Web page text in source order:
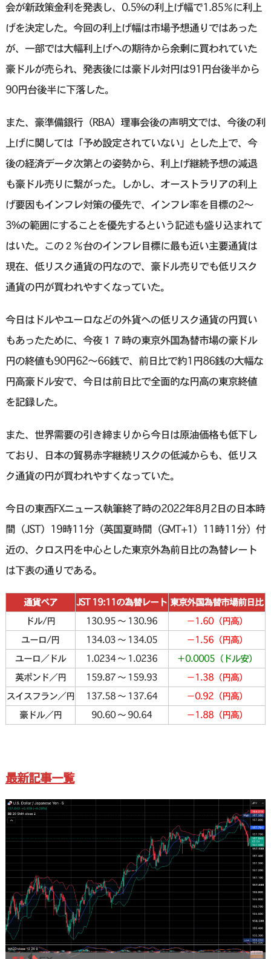
会が新政策金利を発表し、0.5%の利上げ幅で1.85％に利上
げを決定した。今回の利上げ幅は市場予想通りではあった
が、一部では大幅利上げへの期待から余剰に買われていた
豪ドルが売られ、発表後には豪ドル対円は91円台後半から
90円台後半に下落した。
また、豪準備銀行（RBA）理事会後の声明文では、今後の利
上げに関しては「予め設定されていない」とした上で、今
後の経済データ次第との姿勢から、利上げ継続予想の減退
も豪ドル売りに繋がった。しかし、オーストラリアの利上
げ要因もインフレ対策の優先で、インフレ率を目標の2～
3%の範囲にすることを優先するという記述も盛り込まれて
はいた。この２％台のインフレ目標に最も近い主要通貨は
現在、低リスク通貨の円なので、豪ドル売りでも低リスク
通貨の円が買われやすくなっていた。
今日はドルやユーロなどの外貨への低リスク通貨の円買い
もあったために、今夜１７時の東京外国為替市場の豪ドル
円の終値も90円62〜66銭で、前日比で約1円86銭の大幅な
円高豪ドル安で、今日は前日比で全面的な円高の東京終値
を記録した。
また、世界需要の引き締まりから今日は原油価格も低下し
ており、日本の貿易赤字継続リスクの低減からも、低リス
ク通貨の円が買われやすくなっていた。
今日の東西FXニュース執筆終了時の2022年8月2日の日本時
間（JST）19時11分（英国夏時間（GMT+1）11時11分）付
近の、クロス円を中心とした東京外為前日比の為替レート
は下表の通りである。
通貨ペア JST 19:11の為替レート 東京外国為替市場前日比
ドル/円
130.95 〜 130.96
－1.60（円高）
ユーロ/円
134.03 〜 134.05
－1.56（円高）
ユーロ／ドル
1.0234 〜 1.0236
＋0.0005（ドル安）
英ポンド／円
159.87 〜 159.93
－1.38（円高）
スイスフラン／円
137.58 〜 137.64
－0.92（円高）
豪ドル／円
90.60 〜 90.64 －1.88（円高）
最新記事一覧